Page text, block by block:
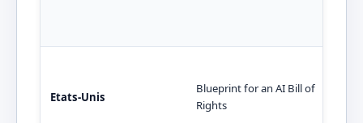
Etats-Unis
Blueprint for an AI Bill of
Rights